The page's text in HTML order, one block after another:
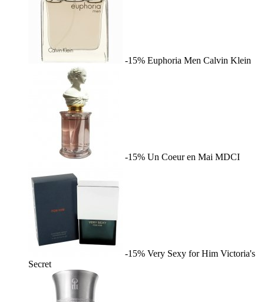
-15% Euphoria Men Calvin Klein
-15% Un Coeur en Mai MDCI
-15% Very Sexy for Him Victoria's
Secret